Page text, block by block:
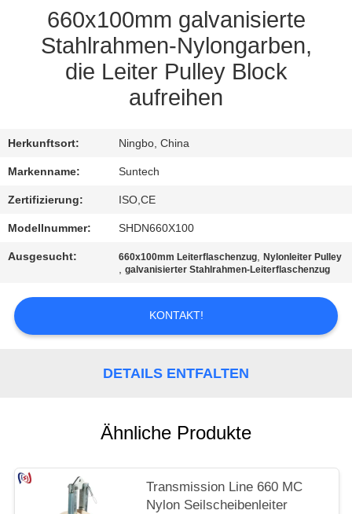
ANGEBOT
SITEMAP
DATENSCHUTZRICHTLINIE
660x100mm galvanisierte
Stahlrahmen-Nylongarben,
die Leiter Pulley Block
aufreihen
Herkunftsort: Ningbo, China
Markenname: Suntech
Zertifizierung: ISO,CE
Modellnummer: SHDN660X100
Ausgesucht: 660x100mm Leiterflaschenzug,Nylonleiter Pulley
,galvanisierter Stahlrahmen-Leiterflaschenzug
KONTAKT!
DETAILS ENTFALTEN
Ähnliche Produkte
Transmission Line 660 MC
Nylon Seilscheibenleiter